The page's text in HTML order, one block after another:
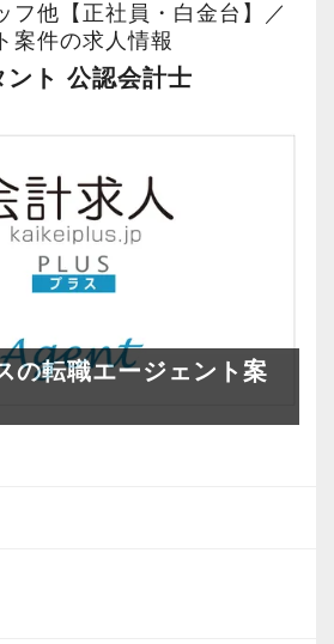
フ他【正社員・白金台】／
案件の求人情報
ント 公認会計士
の転職エージェント案